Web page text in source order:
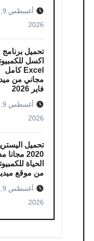
2026
تحميل برنامج
اكسل
Excel كامل
مجاني من
فاير 2026
2026
تحميل
2020
الحياة
من موقع
2026